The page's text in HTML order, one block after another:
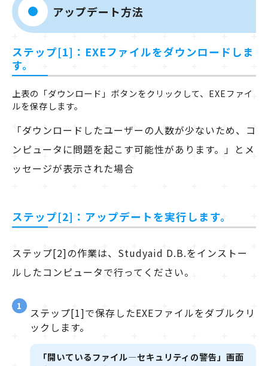
アップデート方法
ステップ[1]：EXEファイルをダウンロードしま
す。
上表の「ダウンロード」ボタンをクリックして、EXEファイ
ルを保存します。
「ダウンロードしたユーザーの人数が少ないため、コ
ンピュータに問題を起こす可能性があります。」とメ
ッセージが表示された場合
ステップ[2]：アップデートを実行します。
ステップ[2]の作業は、Studyaid D.B.をインストー
ルしたコンピュータで行ってください。
1
ステップ[1]で保存したEXEファイルをダブルクリ
ックします。
「開いているファイル―セキュリティの警告」画面